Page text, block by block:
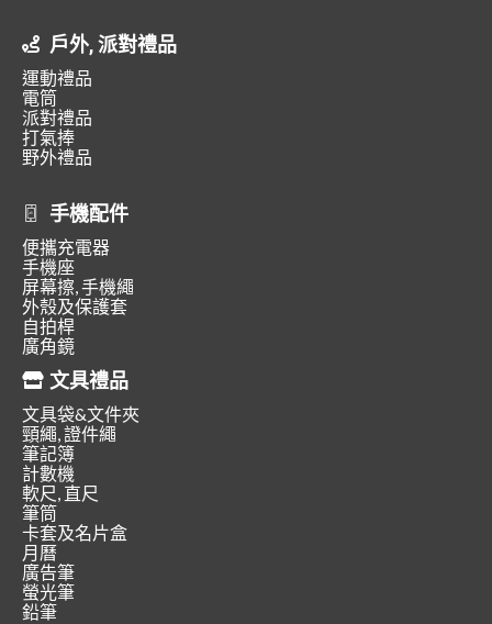
戶外, 派對禮品
運動禮品
電筒
派對禮品
打氣捧
野外禮品
手機配件
便攜充電器
手機座
屏幕擦, 手機繩
外殼及保護套
自拍桿
廣角鏡
文具禮品
文具袋&文件夾
頸繩, 證件繩
筆記簿
計數機
軟尺, 直尺
筆筒
卡套及名片盒
月曆
廣告筆
螢光筆
鉛筆